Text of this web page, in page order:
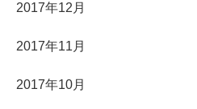
2017年12月
2017年11月
2017年10月